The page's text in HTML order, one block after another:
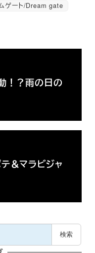
ゲート/Dream gate
！？雨の日の
＆マラビジャ
検索